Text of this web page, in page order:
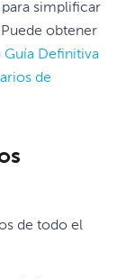
simplificar
obtener
Guía Definitiva
de
de todo el